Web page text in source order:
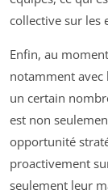
collective sur les
Enfin, au
notamment avec
un certain
est non
opportunité
proactivement
seulement leur